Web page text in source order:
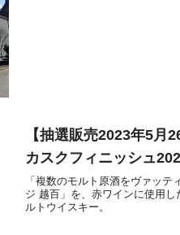
【抽選販売2023年5月
カスクフィニッシュ
「複数のモルト原酒をヴァッ
ジ 越百」を、赤ワインに使用
ルトウイスキー。